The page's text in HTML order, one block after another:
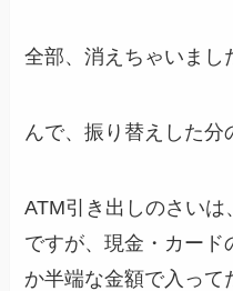
全部、消えちゃいまし
んで、振り替えした分
ATM引き出しのさい
ですが、現金・カード
か半端な金額で入って